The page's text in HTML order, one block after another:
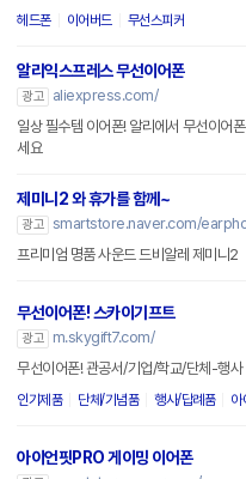
헤드폰 이어버드 무선스피커
알리익스프레스 무선이어폰
광고
aliexpress.com/
일상 필수템 이어폰! 알리에서 무선이어
세요
제미니2 와 휴가를 함께~
광고 smartstore.naver.com/
프리미엄 명품 사운드 드비알레 제미니2
무선이어폰! 스카이기프트
광고
m.skygift7.com/
무선이어폰! 관공서/기업/학교/단체-행사
인기제품 단체/기념품 행사/답례품 아
아이언핏PRO 게이밍 이어폰